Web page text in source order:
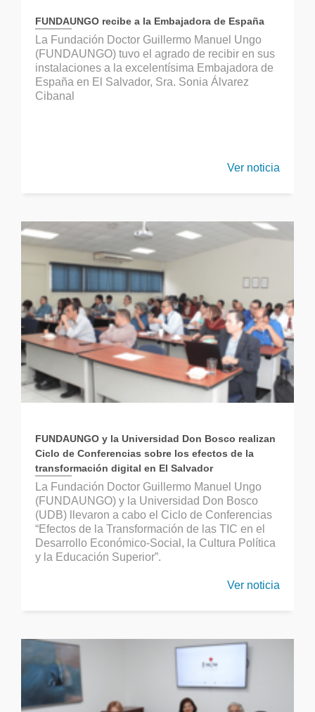
FUNDAUNGO recibe a la Embajadora de España
La Fundación Doctor Guillermo Manuel Ungo
(FUNDAUNGO) tuvo el agrado de recibir en sus
instalaciones a la excelentísima Embajadora de
España en El Salvador, Sra. Sonia Álvarez
Cibanal
Ver noticia
FUNDAUNGO y la Universidad Don Bosco realizan
Ciclo de Conferencias sobre los efectos de la
transformación digital en El Salvador
La Fundación Doctor Guillermo Manuel Ungo
(FUNDAUNGO) y la Universidad Don Bosco
(UDB) llevaron a cabo el Ciclo de Conferencias
“Efectos de la Transformación de las TIC en el
Desarrollo Económico-Social, la Cultura Política
y la Educación Superior”.
Ver noticia